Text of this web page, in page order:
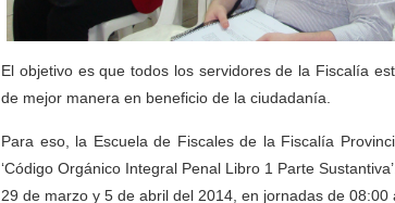
El objetivo es que todos los servidores de la Fiscalía
de mejor manera en beneficio de la ciudadanía.
Para eso, la Escuela de Fiscales de la Fiscalía
‘Código Orgánico Integral Penal Libro 1 Parte
29 de marzo y 5 de abril del 2014, en jornadas de 08:00